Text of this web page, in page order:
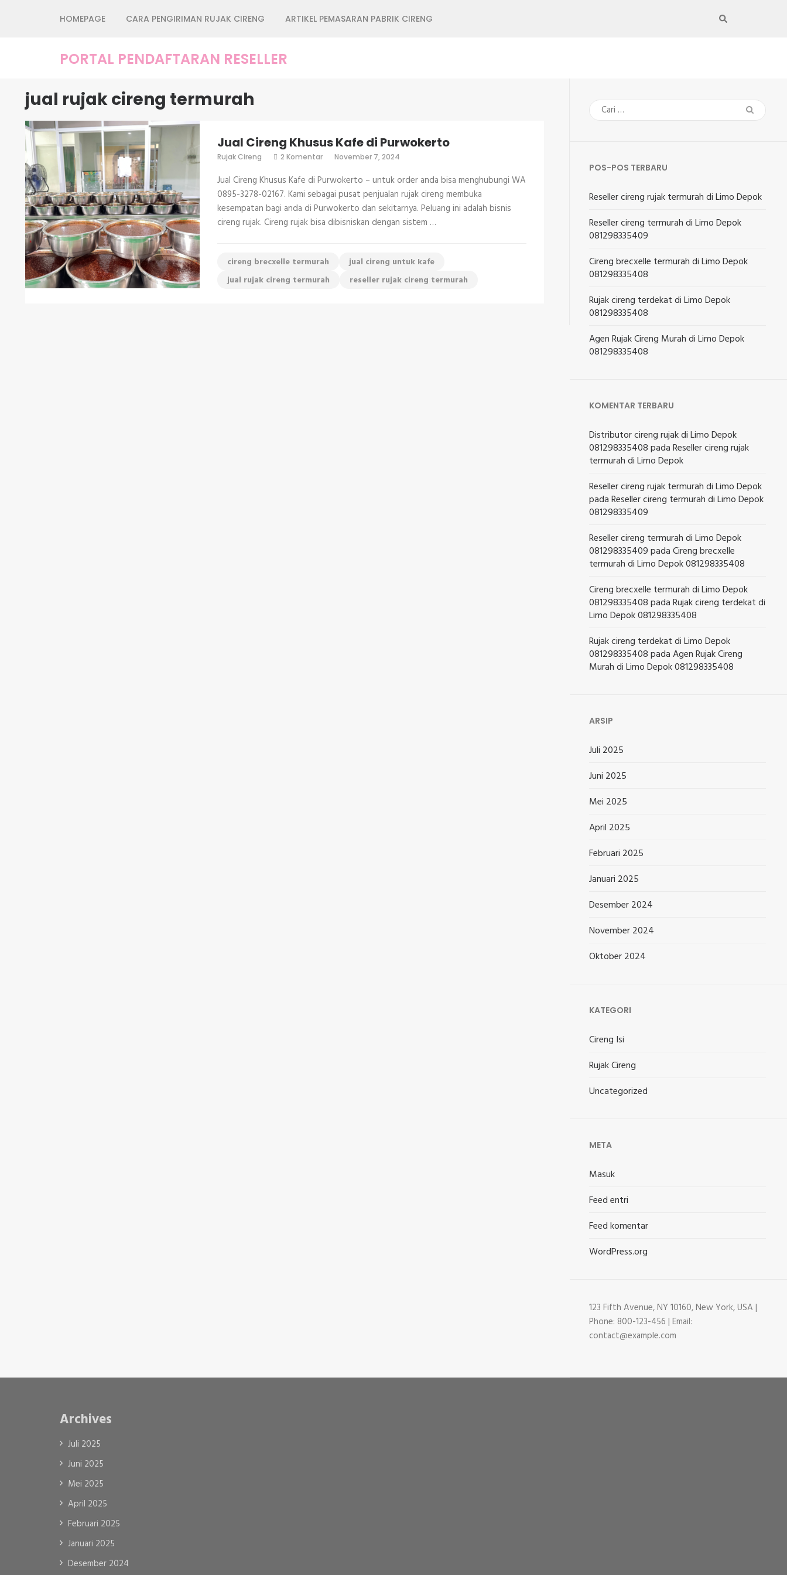
HOMEPAGE CARA PENGIRIMAN RUJAK CIRENG ARTIKEL PEMASARAN PABRIK CIRENG
PORTAL PENDAFTARAN RESELLER
jual rujak cireng termurah
Jual Cireng Khusus Kafe di Purwokerto
Rujak Cireng 2 Komentarpada
Khusus
Kafe
di
Purwokerto
November 7, 2024
Jual Cireng Khusus Kafe di Purwokerto – untuk order anda bisa menghubungi WA
0895-3278-02167. Kami sebagai pusat penjualan rujak cireng membuka
kesempatan bagi anda di Purwokerto dan sekitarnya. Peluang ini adalah bisnis
cireng rujak. Cireng rujak bisa dibisniskan dengan sistem …
cireng brecxelle termurah
jual cireng untuk kafe
jual rujak cireng termurah
reseller rujak cireng termurah
Cari
untuk:
POS-POS TERBARU
Reseller cireng rujak termurah di Limo Depok
Reseller cireng termurah di Limo Depok
081298335409
Cireng brecxelle termurah di Limo Depok
081298335408
Rujak cireng terdekat di Limo Depok
081298335408
Agen Rujak Cireng Murah di Limo Depok
081298335408
KOMENTAR TERBARU
Distributor cireng rujak di Limo Depok
081298335408padaReseller cireng rujak
termurah di Limo Depok
Reseller cireng rujak termurah di Limo Depok
padaReseller cireng termurah di Limo Depok
081298335409
Reseller cireng termurah di Limo Depok
081298335409padaCireng brecxelle
termurah di Limo Depok 081298335408
Cireng brecxelle termurah di Limo Depok
081298335408padaRujak cireng terdekat di
Limo Depok 081298335408
Rujak cireng terdekat di Limo Depok
081298335408padaAgen Rujak Cireng
Murah di Limo Depok 081298335408
ARSIP
Juli 2025
Juni 2025
Mei 2025
April 2025
Februari 2025
Januari 2025
Desember 2024
November 2024
Oktober 2024
KATEGORI
Cireng Isi
Rujak Cireng
Uncategorized
META
Masuk
Feed entri
Feed komentar
WordPress.org
123 Fifth Avenue, NY 10160, New York, USA |
Phone: 800-123-456 | Email:
contact@example.com
Archives
Juli 2025
Juni 2025
Mei 2025
April 2025
Februari 2025
Januari 2025
Desember 2024